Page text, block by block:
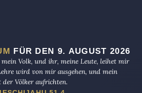
FÜR DEN 9. AUGUST 2026
Volk, und ihr, meine Leute, leihet mir
wird von mir ausgehen, und mein
Völker aufrichten.